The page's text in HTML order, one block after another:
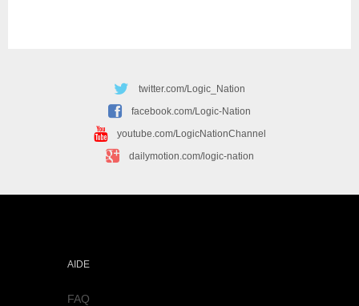
twitter.com/Logic_Nation
facebook.com/Logic-Nation
youtube.com/LogicNationChannel
dailymotion.com/logic-nation
AIDE
FAQ